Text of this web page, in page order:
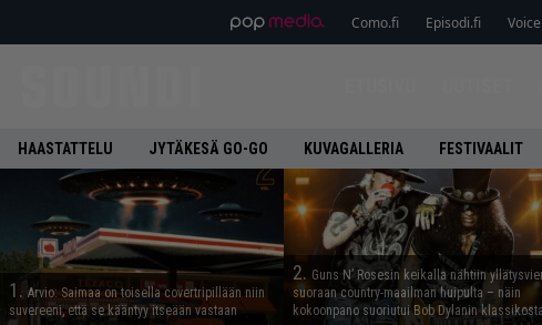
Como.fi Episodi.fi
HAASTATTELU JYTÄKESÄ GO-GO KUVAGALLERIA FESTIVAALIT
1. Arvio: Saimaa on toisella covertripillään niin
suvereeni, että se kääntyy itseään vastaan
2. Guns N’ Rosesin keikalla nähtiin
suoraan country-maailman huipulta – näin
kokoonpano suoriutui Bob Dylanin klassikosta